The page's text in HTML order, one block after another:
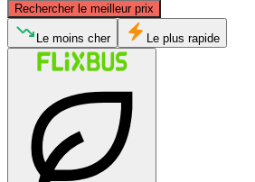
Rechercher le meilleur prix
Le moins cher Le plus rapide